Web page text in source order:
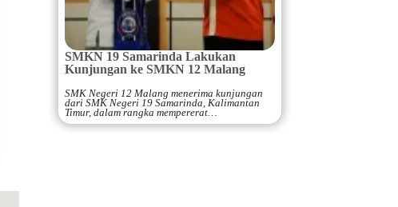
SMKN 19 Samarinda Lakukan
Kunjungan ke SMKN 12 Malang
SMK Negeri 12 Malang menerima kunjungan
dari SMK Negeri 19 Samarinda, Kalimantan
Timur, dalam rangka mempererat…